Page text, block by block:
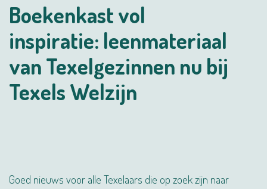
Boekenkast vol
inspiratie: leenmateriaal
van Texelgezinnen nu bij
Texels Welzijn
Goed nieuws voor alle Texelaars die op zoek zijn naar